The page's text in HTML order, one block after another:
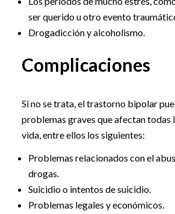
ser querido u otro evento
Drogadicción y alcoholismo.
Complicaciones
Si no se trata, el trastorno bipolar
problemas graves que afectan todas
vida, entre ellos los siguientes:
Problemas relacionados con el
drogas.
Suicidio o intentos de suicidio.
Problemas legales y económicos.